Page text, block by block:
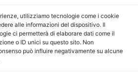
utilizziamo tecnologie come i cookie
alle informazioni del dispositivo. Il
ci permetterà di elaborare dati come il
o ID unici su questo sito. Non
può influire negativamente su alcune
Maurizio Scaglione
Maria Calabrese